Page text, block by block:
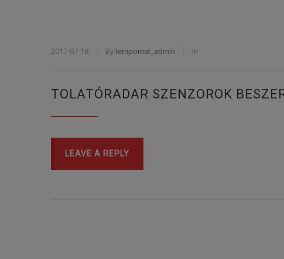
2017-07-18 Bytempomat_admin In
TOLATÓRADAR SZENZOROK
LEAVE A REPLY